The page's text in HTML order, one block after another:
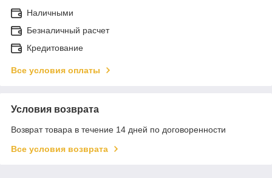
Наличными
Безналичный расчет
Кредитование
Все условия оплаты
Условия возврата
Возврат товара в течение 14 дней по договоренности
Все условия возврата